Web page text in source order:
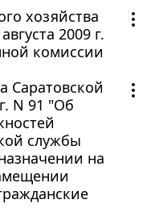
хозяйства
2009 г.
комиссии
Саратовской
N 91 "Об
службы
на